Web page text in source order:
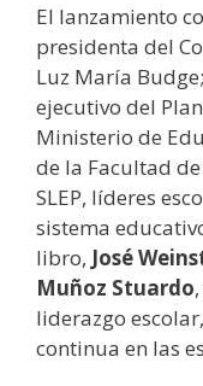
El lanzamiento
presidenta del
Luz María
ejecutivo del
Ministerio de
de la Facultad
SLEP, líderes
sistema
libro, José
Muñoz Stuardo
liderazgo
continua en las